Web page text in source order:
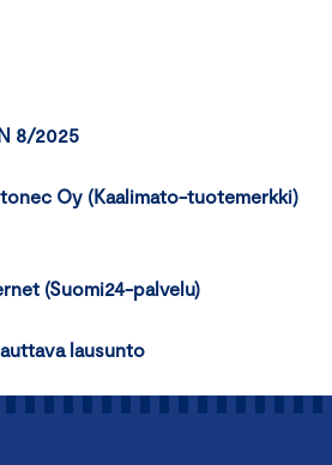
2025
Oy (Kaalimato-tuotemerkki)
palvelu)
lausunto